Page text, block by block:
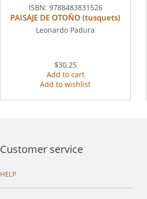
ISBN: 9788483831526
PAISAJE DE OTOÑO (tusquets)
Leonardo Padura
$30.25
Add to cart
Add to wishlist
Customer service
HELP